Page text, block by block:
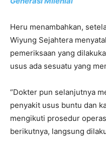
Heru menambahkan,
Wiyung Sejahtera
pemeriksaan yang
usus ada sesuatu yang
“Dokter pun selanjutnya
penyakit usus buntu dan
mengikuti prosedur
berikutnya, langsung